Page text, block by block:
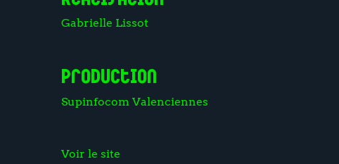
Gabrielle Lissot
Production
Supinfocom Valenciennes
Voir le site